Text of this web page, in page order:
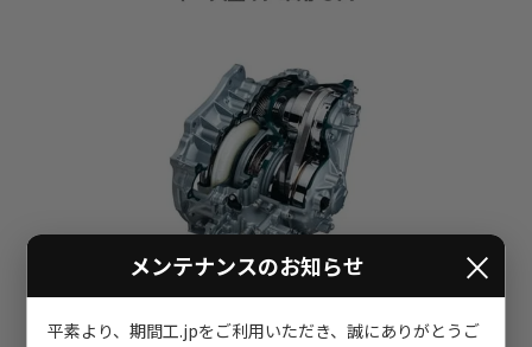
メンテナンスのお知らせ ×
平素より、期間工.jpをご利用いただき、誠にありがとうご